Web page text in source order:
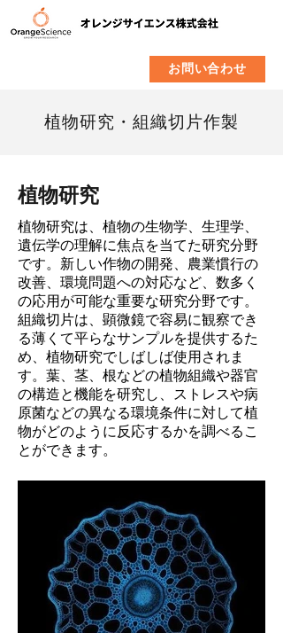
お問い合わせ
植物研究・組織切片作製
植物研究
植物研究は、植物の生物学、生理学、
遺伝学の理解に焦点を当てた研究分野
です。新しい作物の開発、農業慣行の
改善、環境問題への対応など、数多く
の応用が可能な重要な研究分野です。
組織切片は、顕微鏡で容易に観察でき
る薄くて平らなサンプルを提供するた
め、植物研究でしばしば使用されま
す。葉、茎、根などの植物組織や器官
の構造と機能を研究し、ストレスや病
原菌などの異なる環境条件に対して植
物がどのように反応するかを調べるこ
とができます。